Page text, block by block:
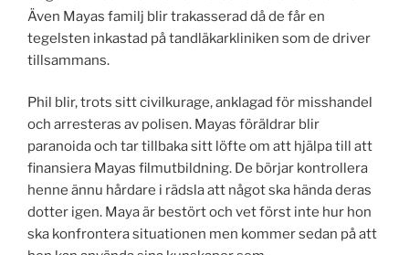
Även Mayas familj blir trakasserad då de får en
tegelsten inkastad på tandläkarkliniken som de driver
tillsammans.
Phil blir, trots sitt civilkurage, anklagad för misshandel
och arresteras av polisen. Mayas föräldrar blir
paranoida och tar tillbaka sitt löfte om att hjälpa till att
finansiera Mayas filmutbildning. De börjar kontrollera
henne ännu hårdare i rädsla att något ska hända deras
dotter igen. Maya är bestört och vet först inte hur hon
ska konfrontera situationen men kommer sedan på att